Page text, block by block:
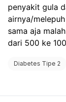
penyakit gula
airnya/
sama aja
dari 500 ke 100
Diabetes Tipe 2